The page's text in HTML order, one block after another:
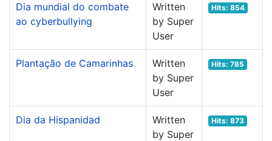
Dia mundial do combate
ao cyberbullying
Written
by Super
User
Hits: 854
Plantação de Camarinhas
Written
by Super
User
Hits: 785
Dia da Hispanidad
Written
by Super
Hits: 873